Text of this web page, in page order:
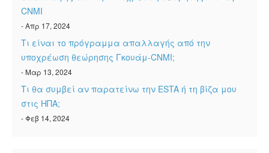
CNMI
- Απρ 17, 2024
Τι είναι το πρόγραμμα απαλλαγής από την
υποχρέωση θεώρησης Γκουάμ-CNMI;
- Μαρ 13, 2024
Τι θα συμβεί αν παρατείνω την ESTA ή τη βίζα μου
στις ΗΠΑ;
- Φεβ 14, 2024